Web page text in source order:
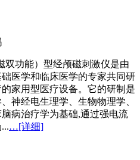
功能）型经颅磁刺激仪是由
医学和临床医学的专家共同研
家用型医疗设备。它的研制是
神经电生理学、生物物理学、
病治疗学为基础,通过强电流
…[详细]